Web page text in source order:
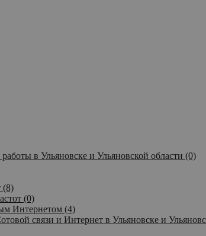
в Ульяновске и Ульяновской области (0)
(8)
(0)
Интернетом (4)
связи и Интернет в Ульяновске и